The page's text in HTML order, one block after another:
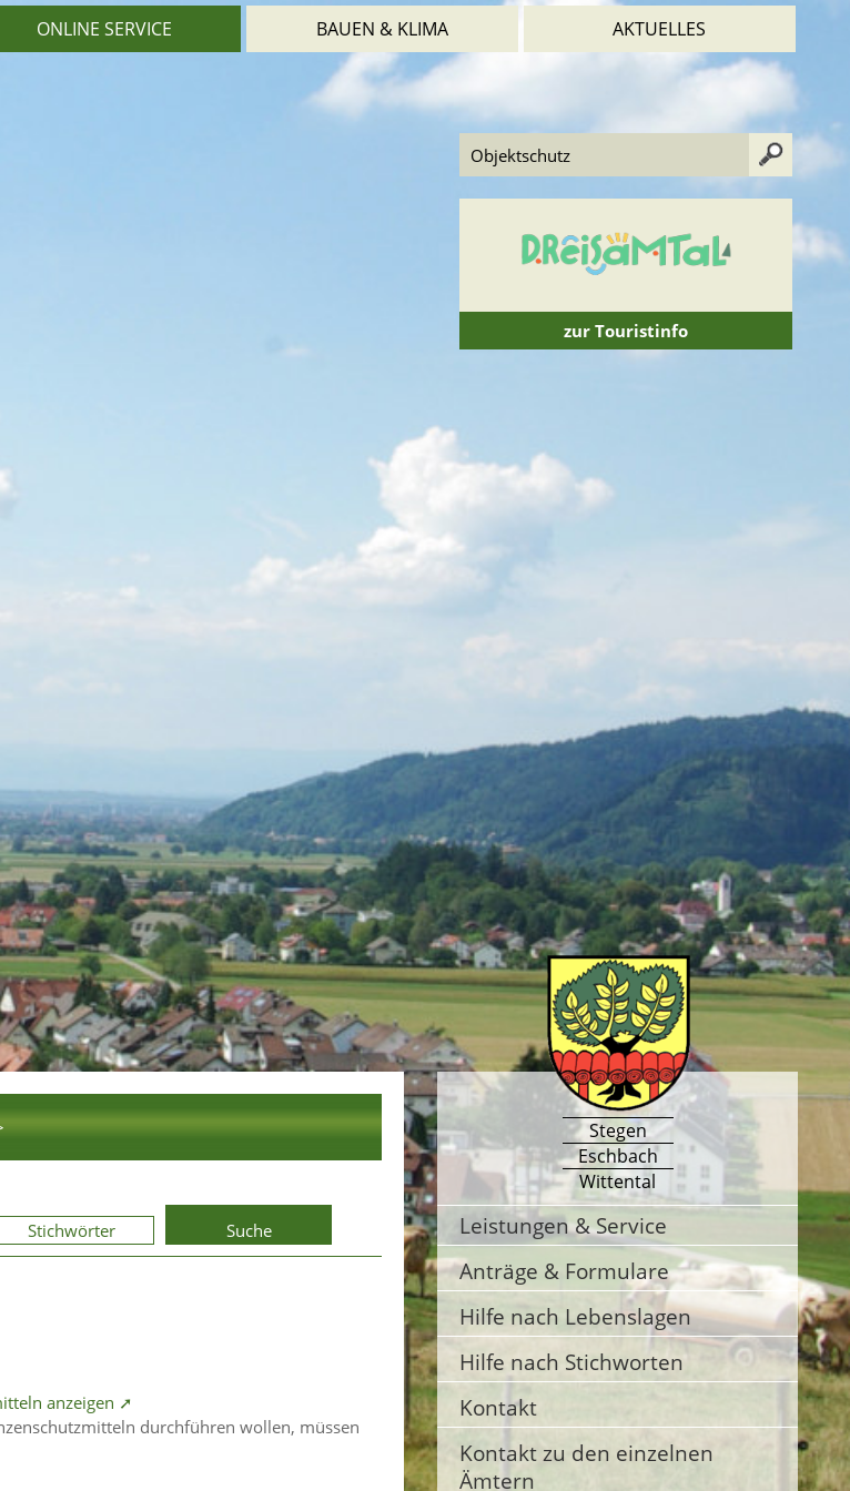
ONLINE SERVICE BAUEN & KLIMA AKTUELLES
zur Touristinfo
Stichwörter Suche
anzeigen ➚
durchführen wollen, müssen
Stegen
Eschbach
Wittental
Leistungen & Service
Anträge & Formulare
Hilfe nach Lebenslagen
Hilfe nach Stichworten
Kontakt
Kontakt zu den einzelnen
Ämtern